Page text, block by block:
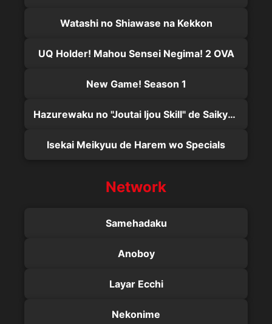
Watashi no Shiawase na Kekkon
UQ Holder! Mahou Sensei Negima! 2 OVA
New Game! Season 1
Hazurewaku no "Joutai Ijou Skill" de Saikyou ni Natta Ore ga Subete wo Juurin suru made
Isekai Meikyuu de Harem wo Specials
Network
Samehadaku
Anoboy
Layar Ecchi
Nekonime